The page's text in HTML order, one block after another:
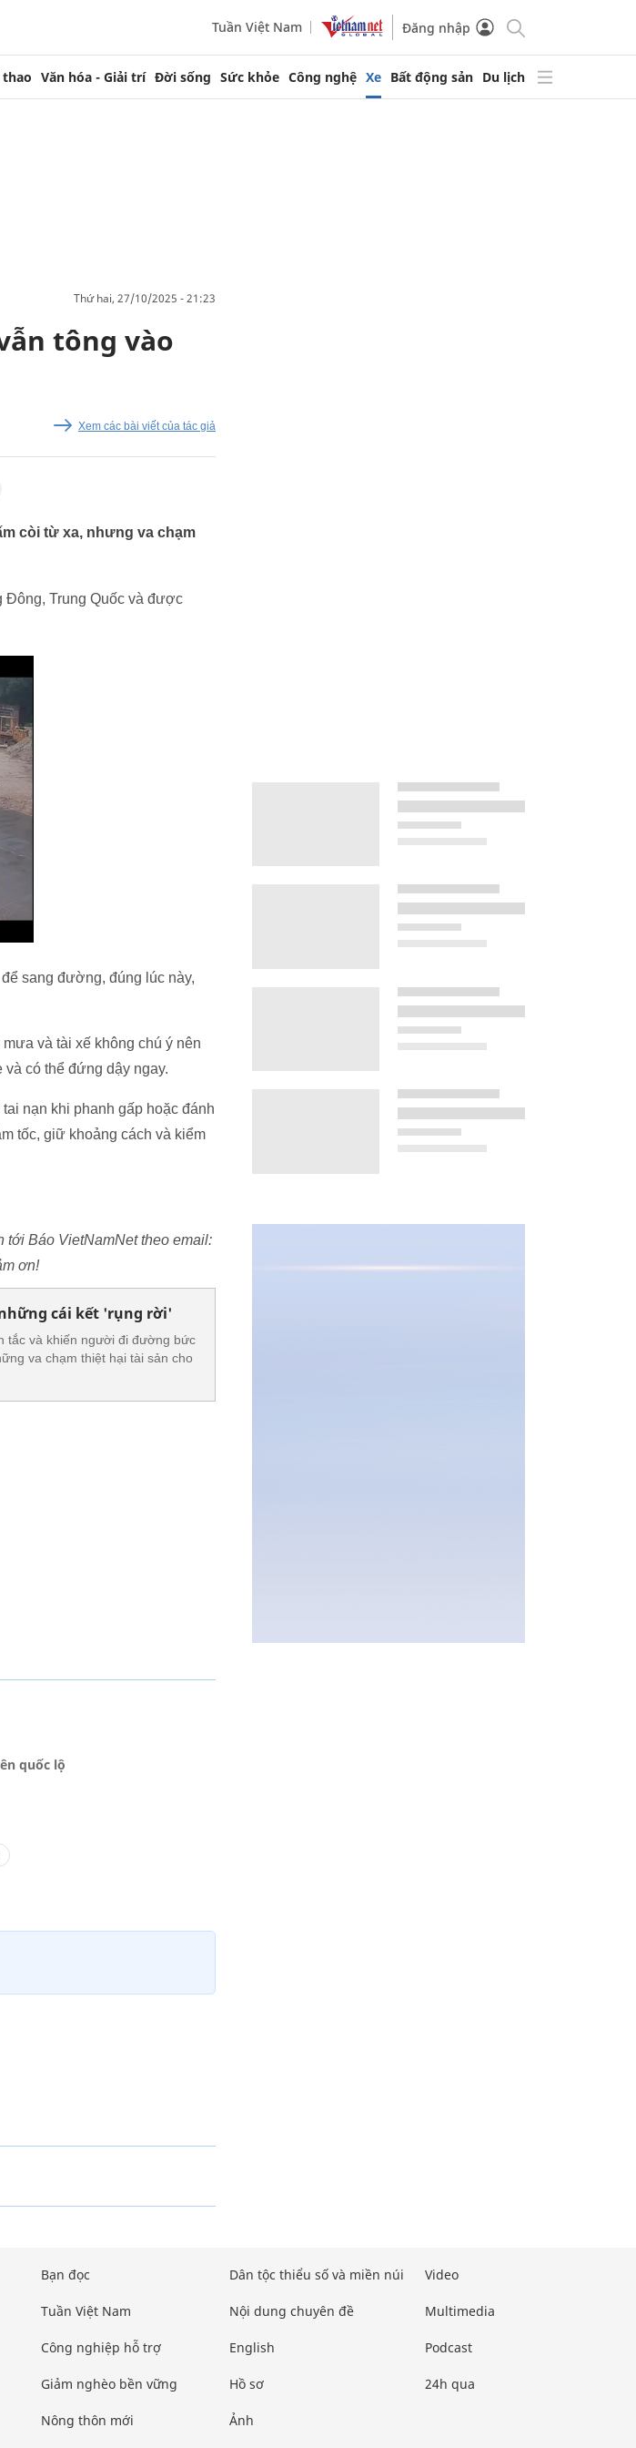
Tuần Việt Nam Đăng nhập
thao Văn hóa - Giải trí Đời sống Sức khỏe Công nghệ Xe Bất động sản Du lịch
thứ hai, 27/10/2025 - 21:23
tông vào
Xem các bài viết của tác giả
còi từ xa, nhưng va chạm
Đông, Trung Quốc và được
sang đường, đúng lúc này,
và tài xế không chú ý nên
có thể đứng dậy ngay.
nạn khi phanh gấp hoặc đánh
tốc, giữ khoảng cách và kiểm
tới Báo VietNamNet theo email:
ơn!
cái kết 'rụng rời'
tắc và khiến người đi đường bức
va chạm thiệt hại tài sản cho
quốc lộ
Bạn đọc
Tuần Việt Nam
Công nghiệp hỗ trợ
Giảm nghèo bền vững
Nông thôn mới
Dân tộc thiểu số và miền núi
Nội dung chuyên đề
English
Hồ sơ
Ảnh
Video
Multimedia
Podcast
24h qua